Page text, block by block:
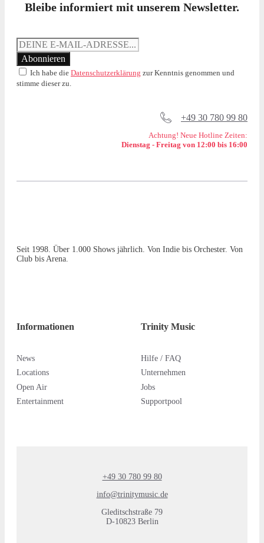
Bleibe informiert mit unserem Newsletter.
Ich habe die Datenschutzerklärung zur Kenntnis genommen und
stimme dieser zu.
+49 30 780 99 80
Achtung! Neue Hotline Zeiten:
Dienstag - Freitag von 12:00 bis 16:00
Seit 1998. Über 1.000 Shows jährlich. Von Indie bis Orchester. Von
Club bis Arena.
Informationen
News
Locations
Open Air
Entertainment
Trinity Music
Hilfe / FAQ
Unternehmen
Jobs
Supportpool
+49 30 780 99 80
info@trinitymusic.de
Gleditschstraße 79
D-10823 Berlin